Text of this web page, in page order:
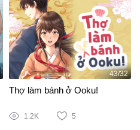
43/32
Thợ làm bánh ở Ooku!
1.2K 5